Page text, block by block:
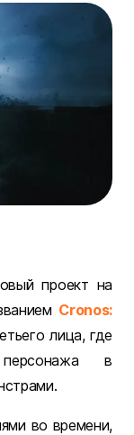
проект на
Cronos:
лица, где
в
во времени,